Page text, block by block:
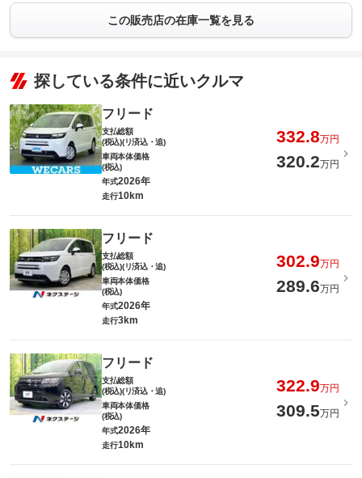
この販売店の在庫一覧を見る
探している条件に近いクルマ
フリード
支払総額
(税込)(リ済込・追)
332.8万円
車両本体価格
(税込)
320.2万円
年式2026年
走行10km
フリード
支払総額
(税込)(リ済込・追)
302.9万円
車両本体価格
(税込)
289.6万円
年式2026年
走行3km
フリード
支払総額
(税込)(リ済込・追)
322.9万円
車両本体価格
(税込)
309.5万円
年式2026年
走行10km